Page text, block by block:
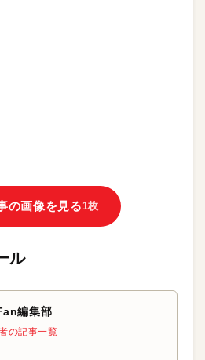
の画像を見る 1枚
ル
編集部
の記事一覧